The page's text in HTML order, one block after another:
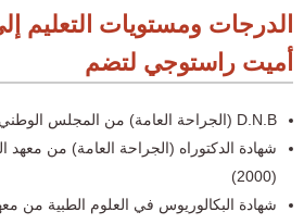
الدرجات ومستويات التعليم إلى
أميت راستوجي لتضم
D.N.B (الجراحة العامة) من المجلس الوطني للامتحانات (2002)
شهادة الدكتوراه (الجراحة العامة) من معهد
(2000)
شهادة البكالوريوس في العلوم الطبية من